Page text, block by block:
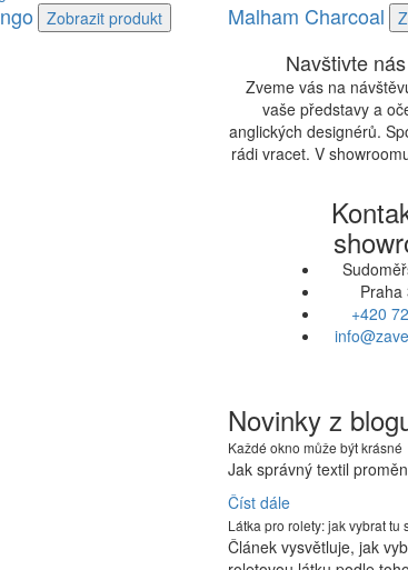
Zobrazit produkt Malham Charcoal
Navštivte nás
Zveme vás na
vaše představy a
anglických designérů.
rádi vracet. V
Praha
+420
Novinky z
Každé okno může být krásné
Jak správný textil
Číst dále
Látka pro rolety: jak vybrat tu
Článek vysvětluje, jak